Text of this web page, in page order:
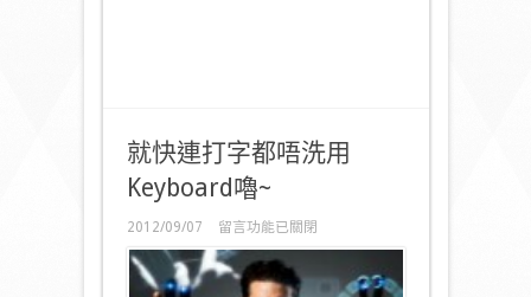
就快連打字都唔洗用
Keyboard嚕~
2012/09/07
在
〈就
快
留言功能已關閉